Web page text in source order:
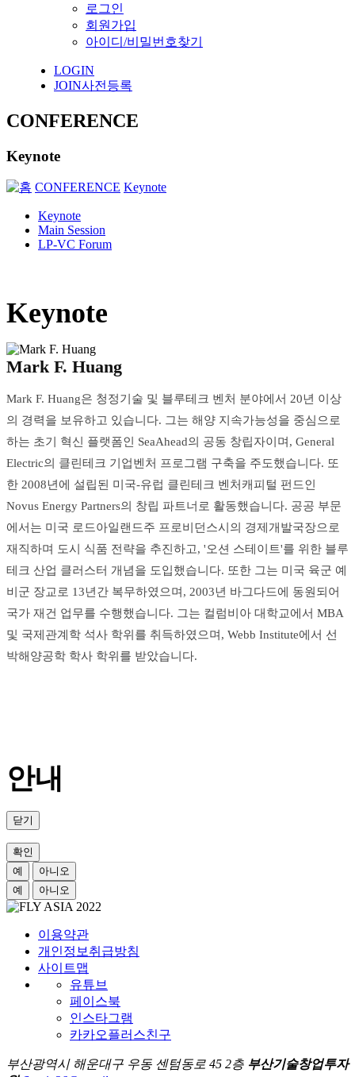
로그인
회원가입
아이디/비밀번호찾기
LOGIN
JOIN사전등록
CONFERENCE
Keynote
CONFERENCE Keynote
Keynote
Main Session
LP-VC Forum
Keynote
Mark F. Huang
Mark F. Huang은 청정기술 및 블루테크 벤처 분야에서 20년 이상
의 경력을 보유하고 있습니다. 그는 해양 지속가능성을 중심으로
하는 초기 혁신 플랫폼인 SeaAhead의 공동 창립자이며, General
Electric의 클린테크 기업벤처 프로그램 구축을 주도했습니다. 또
한 2008년에 설립된 미국-유럽 클린테크 벤처캐피털 펀드인
Novus Energy Partners의 창립 파트너로 활동했습니다. 공공 부문
에서는 미국 로드아일랜드주 프로비던스시의 경제개발국장으로
재직하며 도시 식품 전략을 추진하고, '오션 스테이트'를 위한 블루
테크 산업 클러스터 개념을 도입했습니다. 또한 그는 미국 육군 예
비군 장교로 13년간 복무하였으며, 2003년 바그다드에 동원되어
국가 재건 업무를 수행했습니다. 그는 컬럼비아 대학교에서 MBA
및 국제관계학 석사 학위를 취득하였으며, Webb Institute에서 선
박해양공학 학사 학위를 받았습니다.
안내
닫기
확인
예
아니오
예
아니오
이용약관
개인정보취급방침
사이트맵
유튜브
페이스북
인스타그램
카카오플러스친구
부산광역시 해운대구 우동 센텀동로 45 2층 부산기술창업투자